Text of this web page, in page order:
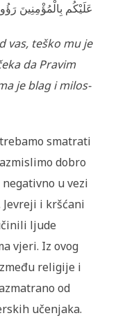
عَلَيْكُم بِالْمُؤْمِنِينَ
vas, teško mu je
da Pra­vim
je blag i milos­
smatrati
dobro
u vezi
i kršćani
ljude
vjeri. Iz ovog
re­ligije i
od
učenjaka.